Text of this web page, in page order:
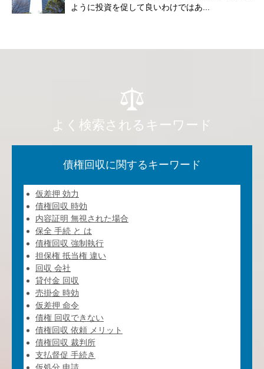
ように投資を促して良いわけではあ...
よく検索されるキーワード
債権回収に関するキーワード
仮差押 効力
債権回収 時効
内容証明 無視された場合
保全 手続 と は
債権回収 強制執行
担保権 抵当権 違い
回収 会社
貸付金 回収
売掛金 時効
仮差押 命令
債権 回収できない
債権回収 依頼 メリット
債権回収 裁判所
支払督促 手続き